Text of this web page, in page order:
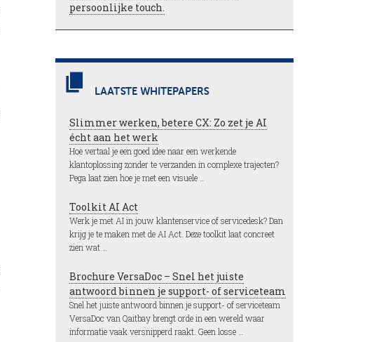
persoonlijke touch.
LAATSTE WHITEPAPERS
Slimmer werken, betere CX: Zo zet je AI
écht aan het werk
Hoe vertaal je een goed idee naar een werkende
klantoplossing zonder te verzanden in complexe trajecten?
Pega laat zien hoe je met een visuele …
Toolkit AI Act
Werk je met AI in jouw klantenservice of servicedesk? Dan
krijg je te maken met de AI Act. Deze toolkit laat concreet
zien wat …
Brochure VersaDoc – Snel het juiste
antwoord binnen je support- of serviceteam
Snel het juiste antwoord binnen je support- of serviceteam
VersaDoc van Qaitbay brengt orde in een wereld waar
informatie vaak versnipperd raakt. Geen losse …